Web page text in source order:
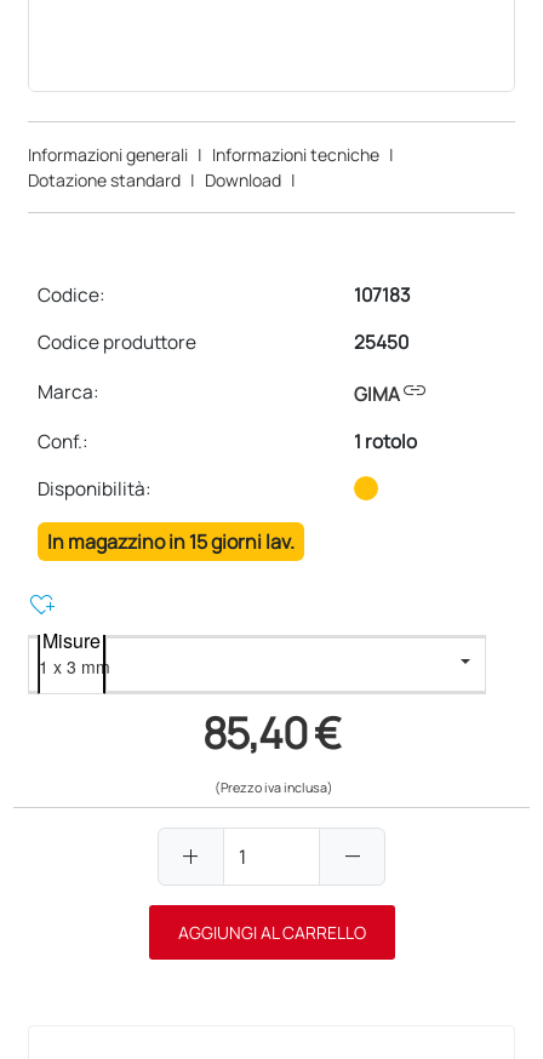
Informazioni generali | Informazioni tecniche |
Dotazione standard | Download |
Codice:
107183
Codice produttore
25450
Marca:
GIMAlink
Conf.:
1 rotolo
Disponibilità:
In magazzino in 15 giorni lav.
heart_plus
Misure
85,40 €
(Prezzo iva inclusa)
add remove
AGGIUNGI AL CARRELLO